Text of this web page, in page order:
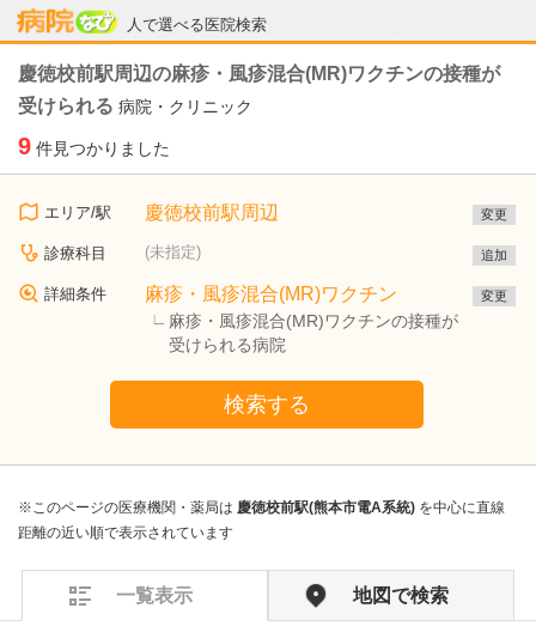
人で選べる医院検索
病院なび
慶徳校前駅周辺の麻疹・風疹混合(MR)ワクチンの接種が
受けられる 病院・クリニック
9 件見つかりました
エリア/駅 慶徳校前駅周辺 変更
診療科目 (未指定) 追加
詳細条件 麻疹・風疹混合(MR)ワクチン
麻疹・風疹混合(MR)ワクチンの接種が
受けられる病院
変更
検索する
※このページの医療機関・薬局は 慶徳校前駅(熊本市電A系統) を中心に直線
距離の近い順で表示されています
一覧表示 地図で検索